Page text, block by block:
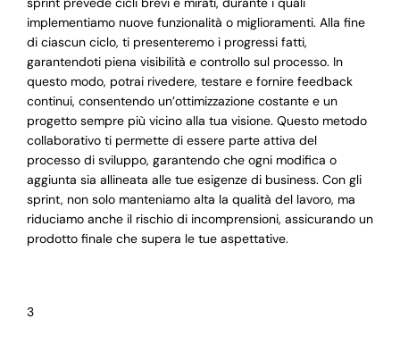
implementiamo nuove funzionalità o miglioramenti. Alla fine
di ciascun ciclo, ti presenteremo i progressi fatti,
garantendoti piena visibilità e controllo sul processo. In
questo modo, potrai rivedere, testare e fornire feedback
continui, consentendo un’ottimizzazione costante e un
progetto sempre più vicino alla tua visione. Questo metodo
collaborativo ti permette di essere parte attiva del
processo di sviluppo, garantendo che ogni modifica o
aggiunta sia allineata alle tue esigenze di business. Con gli
sprint, non solo manteniamo alta la qualità del lavoro, ma
riduciamo anche il rischio di incomprensioni, assicurando un
prodotto finale che supera le tue aspettative.
3